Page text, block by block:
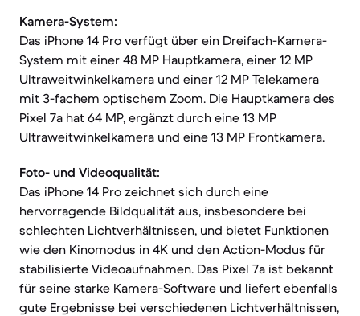
Kamera-System:
Das iPhone 14 Pro verfügt über ein Dreifach-Kamera-
System mit einer 48 MP Hauptkamera, einer 12 MP
Ultraweitwinkelkamera und einer 12 MP Telekamera
mit 3-fachem optischem Zoom. Die Hauptkamera des
Pixel 7a hat 64 MP, ergänzt durch eine 13 MP
Ultraweitwinkelkamera und eine 13 MP Frontkamera.
Foto- und Videoqualität:
Das iPhone 14 Pro zeichnet sich durch eine
hervorragende Bildqualität aus, insbesondere bei
schlechten Lichtverhältnissen, und bietet Funktionen
wie den Kinomodus in 4K und den Action-Modus für
stabilisierte Videoaufnahmen. Das Pixel 7a ist bekannt
für seine starke Kamera-Software und liefert ebenfalls
gute Ergebnisse bei verschiedenen Lichtverhältnissen,